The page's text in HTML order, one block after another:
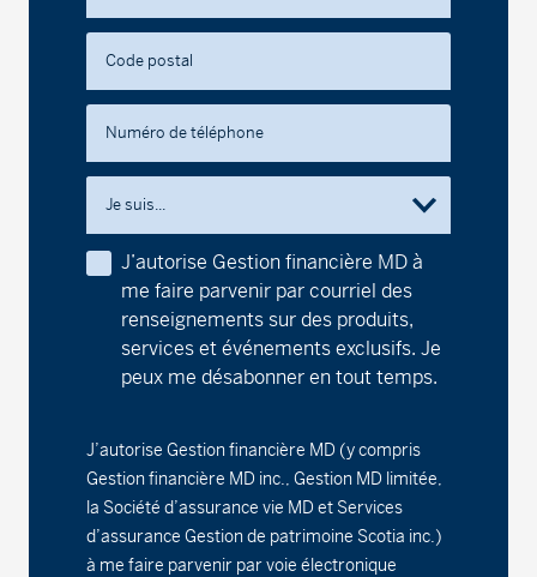
Fonds d’obligations à court terme MD
Série D - (MDM8030) 9,89 -0,02 -0,20
Série F - (MDM9030) 9,89 -0,02 -0,20
Fonds d’obligations sans combustibles fossiles
Série A - (MDM440) 8,98 -0,03 -0,33
Série F - (MDM9440) 9,49 -0,02 -0,21
Fonds d’occasions stratégiques MD
Code postal
Numéro de téléphone
Je suis...
J’autorise Gestion financière MD à
me faire parvenir par courriel des
renseignements sur des produits,
services et événements exclusifs. Je
peux me désabonner en tout temps.
J’autorise Gestion financière MD (y compris
Gestion financière MD inc., Gestion MD limitée,
la Société d’assurance vie MD et Services
d’assurance Gestion de patrimoine Scotia inc.)
à me faire parvenir par voie électronique